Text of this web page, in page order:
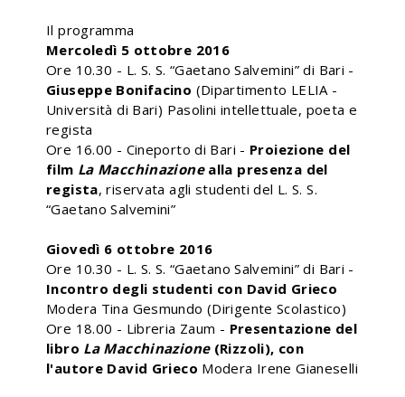
Il programma
Mercoledì 5 ottobre 2016
Ore 10.30 - L. S. S. “Gaetano Salvemini” di Bari -
Giuseppe Bonifacino (Dipartimento LELIA -
Università di Bari) Pasolini intellettuale, poeta e
regista
Ore 16.00 - Cineporto di Bari - Proiezione del
film La Macchinazionealla presenza del
regista, riservata agli studenti del L. S. S.
“Gaetano Salvemini”
Giovedì 6 ottobre 2016
Ore 10.30 - L. S. S. “Gaetano Salvemini” di Bari -
Incontro degli studenti con David Grieco
Modera Tina Gesmundo (Dirigente Scolastico)
Ore 18.00 - Libreria Zaum - Presentazione del
libro La Macchinazione (Rizzoli), con
l'autore David Grieco Modera Irene Gianeselli